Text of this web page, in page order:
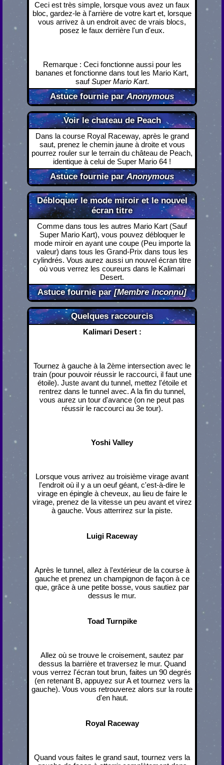
Astuce fournie parAnonymous
Ceci est très simple, lorsque vous avez un faux
bloc, gardez-le à l'arrière de votre kart et, lorsque
vous arrivez à un endroit avec de vrais blocs,
posez le faux derrière l'un d'eux.
Remarque : Ceci fonctionne aussi pour les
bananes et fonctionne dans tout les Mario Kart,
saufSuper Mario Kart.
Voir le chateau de Peach
Astuce fournie parAnonymous
Dans la course Royal Raceway, après le grand
saut, prenez le chemin jaune à droite et vous
pourrez rouler sur le terrain du château de Peach,
identique à celui de Super Mario 64 !
Débloquer le mode miroir et le nouvel
écran titre
Astuce fournie par[Membre inconnu]
Comme dans tous les autres Mario Kart (Sauf
Super Mario Kart), vous pouvez débloquer le
mode miroir en ayant une coupe (Peu importe la
valeur) dans tous les Grand-Prix dans tous les
cylindrés. Vous aurez aussi un nouvel écran titre
où vous verrez les coureurs dans le Kalimari
Desert.
Quelques raccourcis
Kalimari Desert :
Tournez à gauche à la 2ème intersection avec le
train (pour pouvoir réussir le raccourci, il faut une
étoile). Juste avant du tunnel, mettez l'étoile et
rentrez dans le tunnel avec. A la fin du tunnel,
vous aurez un tour d'avance (on ne peut pas
réussir le raccourci au 3e tour).
Yoshi Valley
Lorsque vous arrivez au troisième virage avant
l'endroit où il y a un oeuf géant, c'est-à-dire le
virage en épingle à cheveux, au lieu de faire le
virage, prenez de la vitesse un peu avant et virez
à gauche. Vous atterrirez sur la piste.
Luigi Raceway
Après le tunnel, allez à l'extérieur de la course à
gauche et prenez un champignon de façon à ce
que, grâce à une petite bosse, vous sautiez par
dessus le mur.
Toad Turnpike
Allez où se trouve le croisement, sautez par
dessus la barrière et traversez le mur. Quand
vous verrez l'écran tout brun, faites un 90 degrés
(en retenant B, appuyez sur A et tournez vers la
gauche). Vous vous retrouverez alors sur la route
d'en haut.
Royal Raceway
Quand vous faites le grand saut, tournez vers la